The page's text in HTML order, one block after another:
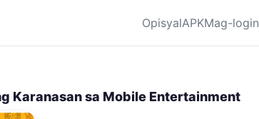
OpisyalAPKMag-login
Karanasan sa Mobile Entertainment